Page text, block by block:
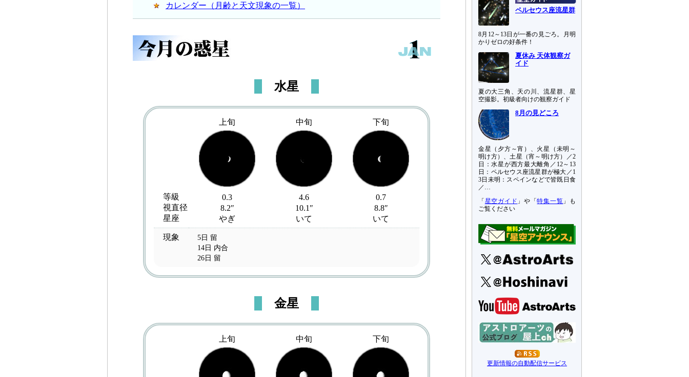
カレンダー（月齢と天文現象の一覧）
水星
上旬 中旬 下旬
等級 0.3 4.6
0.7
視直径
8.2″ 10.1″
8.8″
星座
やぎ いて いて
現象
5日 留
14日 内合
26日 留
金星
上旬 中旬 下旬
ペルセウス座流星群
8月12～13日が一番の見ごろ。月明
かりゼロの好条件！
夏休み 天体観察ガ
イド
夏の大三角、天の川、流星群、星
空撮影。初級者向けの観察ガイド
8月の見どころ
金星（夕方～宵）、火星（未明～
明け方）、土星（宵～明け方）／2
日：水星が西方最大離角／12～13
日：ペルセウス座流星群が極大／1
3日未明：スペインなどで皆既日食
／…
「 星空ガイド 」や「特集一覧 」も
ご覧ください
更新情報の自動配信サービス